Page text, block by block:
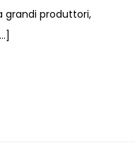
grandi produttori,